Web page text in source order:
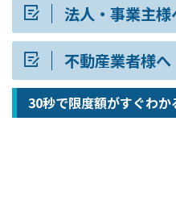
法人・事業主様
不動産業者様へ
30秒で限度額がすぐわか